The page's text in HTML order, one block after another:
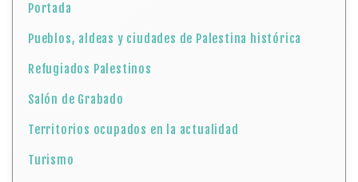
Portada
Pueblos, aldeas y ciudades de Palestina histórica
Refugiados Palestinos
Salón de Grabado
Territorios ocupados en la actualidad
Turismo